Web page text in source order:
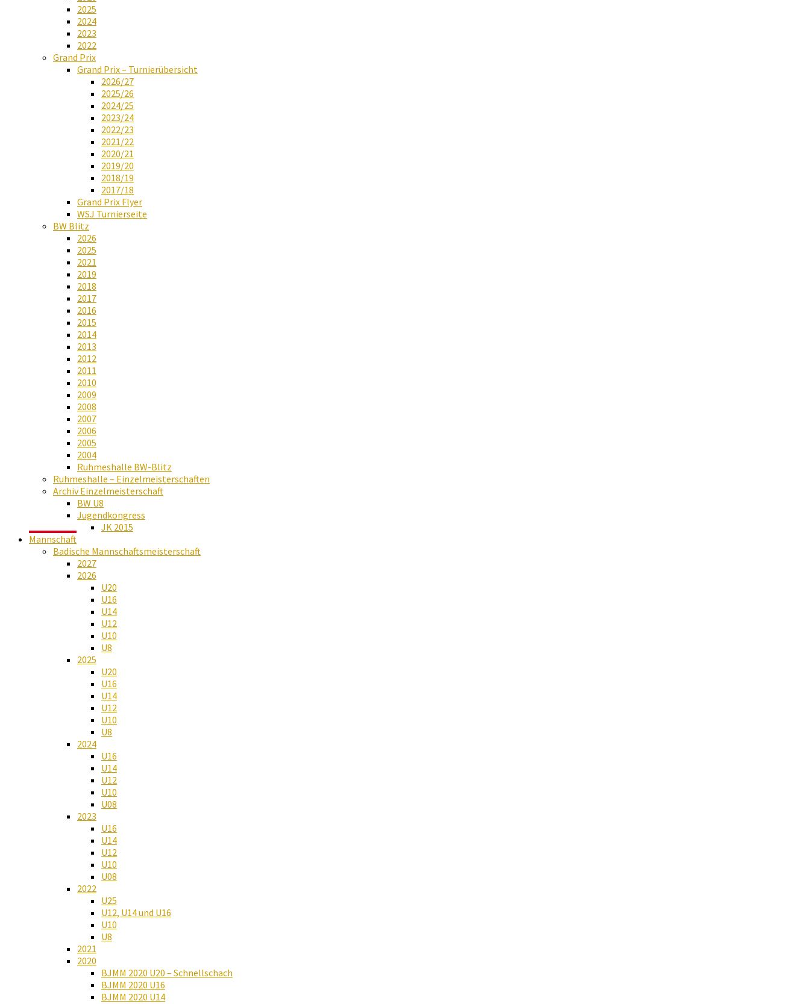
2025
2024
2023
2022
Grand Prix
Grand Prix – Turnierübersicht
2026/27
2025/26
2024/25
2023/24
2022/23
2021/22
2020/21
2019/20
2018/19
2017/18
Grand Prix Flyer
WSJ Turnierseite
BW Blitz
2026
2025
2021
2019
2018
2017
2016
2015
2014
2013
2012
2011
2010
2009
2008
2007
2006
2005
2004
Ruhmeshalle BW-Blitz
Ruhmeshalle – Einzelmeisterschaften
Archiv Einzelmeisterschaft
BW U8
Jugendkongress
JK 2015
Mannschaft
Badische Mannschaftsmeisterschaft
2027
2026
U20
U16
U14
U12
U10
U8
2025
U20
U16
U14
U12
U10
U8
2024
U16
U14
U12
U10
U08
2023
U16
U14
U12
U10
U08
2022
U25
U12, U14 und U16
U10
U8
2021
2020
BJMM 2020 U20 – Schnellschach
BJMM 2020 U16
BJMM 2020 U14